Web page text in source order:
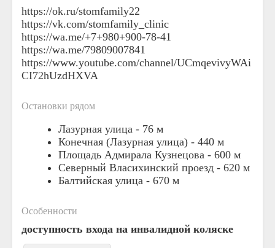
https://ok.ru/stomfamily22
https://vk.com/stomfamily_clinic
https://wa.me/+7+980+900-78-41
https://wa.me/79809007841
https://www.youtube.com/channel/UCmqevivyWAi
CI72hUzdHXVA
Остановки рядом
Лазурная улица - 76 м
Конечная (Лазурная улица) - 440 м
Площадь Адмирала Кузнецова - 600 м
Северный Власихинский проезд - 620 м
Балтийская улица - 670 м
Особенности
доступность входа на инвалидной коляске